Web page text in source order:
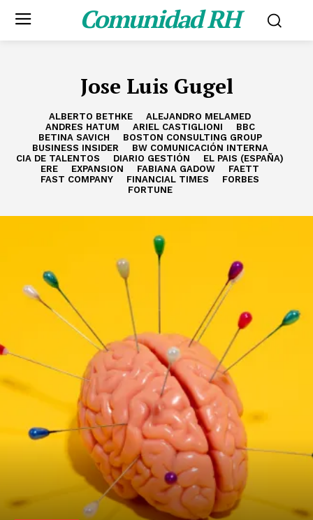
Comunidad RH
Jose Luis Gugel
ALBERTO BETHKE
ALEJANDRO MELAMED
ANDRES HATUM
ARIEL CASTIGLIONI
BBC
BETINA SAVICH
BOSTON CONSULTING GROUP
BUSINESS INSIDER
BW COMUNICACIÓN INTERNA
CIA DE TALENTOS
DIARIO GESTIÓN
EL PAIS (ESPAÑA)
ERE
EXPANSION FABIANA GADOW
FAETT
FAST COMPANY
FINANCIAL TIMES
FORBES
FORTUNE